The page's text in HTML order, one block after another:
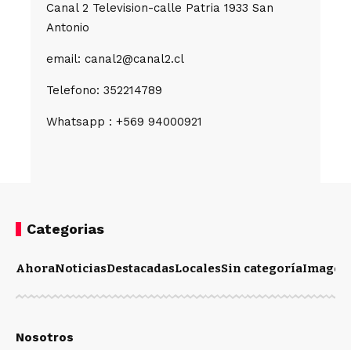
Canal 2 Television-calle Patria 1933 San
Antonio
email: canal2@canal2.cl
Telefono: 352214789
Whatsapp : +569 94000921
Categorias
AhoraNoticiasDestacadasLocalesSin categoríaImagen
Nosotros